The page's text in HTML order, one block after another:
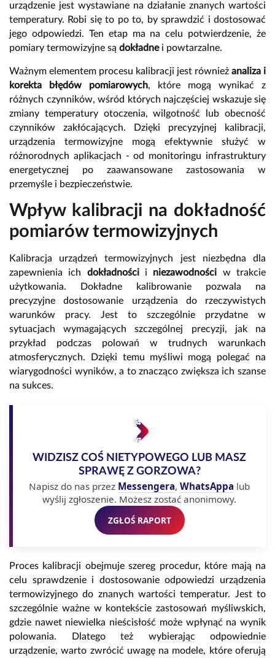
urządzenie jest wystawiane na działanie znanych wartości
temperatury. Robi się to po to, by sprawdzić i dostosować
jego odpowiedzi. Ten etap ma na celu potwierdzenie, że
pomiary termowizyjne są dokładnei powtarzalne.
Ważnym elementem procesu kalibracji jest również analiza i
korekta błędów pomiarowych, które mogą wynikać z
różnych czynników, wśród których najczęściej wskazuje się
zmiany temperatury otoczenia, wilgotność lub obecność
czynników zakłócających. Dzięki precyzyjnej kalibracji,
urządzenia termowizyjne mogą efektywnie służyć w
różnorodnych aplikacjach - od monitoringu infrastruktury
energetycznej po zaawansowane zastosowania w
przemyśle i bezpieczeństwie.
Wpływ kalibracji na dokładność
pomiarów termowizyjnych
Kalibracja urządzeń termowizyjnych jest niezbędna dla
zapewnienia ich dokładnościi niezawodności w trakcie
użytkowania. Dokładne kalibrowanie pozwala na
precyzyjne dostosowanie urządzenia do rzeczywistych
warunków pracy. Jest to szczególnie przydatne w
sytuacjach wymagających szczególnej precyzji, jak na
przykład podczas polowań w trudnych warunkach
atmosferycznych. Dzięki temu myśliwi mogą polegać na
wiarygodności wyników, a to znacząco zwiększa ich szanse
na sukces.
WIDZISZ COŚ NIETYPOWEGO LUB MASZ
SPRAWĘ Z GORZOWA?
Napisz do nas przez Messengera, WhatsAppa lub
wyślij zgłoszenie. Możesz zostać anonimowy.
ZGŁOŚ RAPORT
Proces kalibracji obejmuje szereg procedur, które mają na
celu sprawdzenie i dostosowanie odpowiedzi urządzenia
termowizyjnego do znanych wartości temperatur. Jest to
szczególnie ważne w kontekście zastosowań myśliwskich,
gdzie nawet niewielka nieścisłość może wpłynąć na wynik
polowania. Dlatego też wybierając odpowiednie
urządzenie, warto zwrócić uwagę na modele, które oferują